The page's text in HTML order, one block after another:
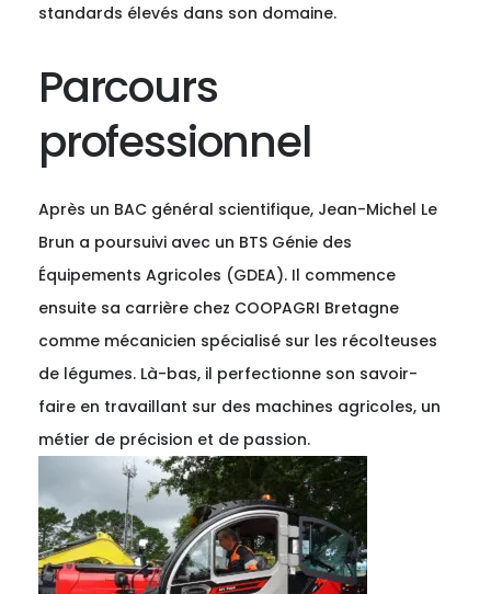
standards élevés dans son domaine.
Parcours
professionnel
Après un BAC général scientifique, Jean-Michel Le
Brun a poursuivi avec un BTS Génie des
Équipements Agricoles (GDEA). Il commence
ensuite sa carrière chez COOPAGRI Bretagne
comme mécanicien spécialisé sur les récolteuses
de légumes. Là-bas, il perfectionne son savoir-
faire en travaillant sur des machines agricoles, un
métier de précision et de passion.